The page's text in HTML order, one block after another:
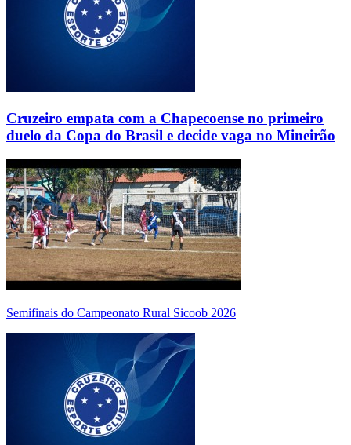
Cruzeiro empata com a Chapecoense no primeiro
duelo da Copa do Brasil e decide vaga no Mineirão
Semifinais do Campeonato Rural Sicoob 2026